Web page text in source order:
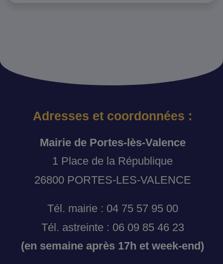
Adresses et coordonnées :
Mairie de Portes-lès-Valence
1 Place de la République
26800 PORTES-LES-VALENCE
Tél. mairie : 04 75 57 95 00
Tél. astreinte : 06 09 85 46 23
(en semaine après 17h et week-end)